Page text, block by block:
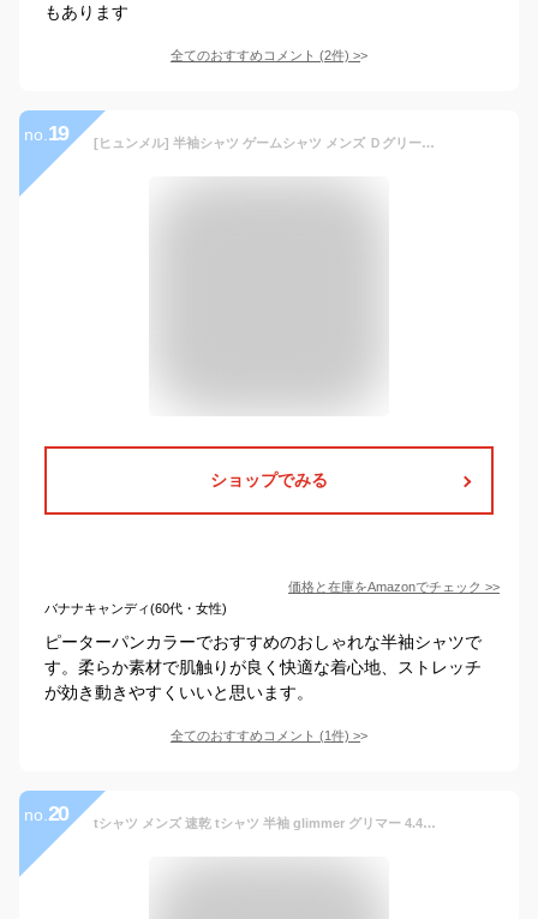
もあります
全てのおすすめコメント (2件) >
no. 19 [ヒュンメル] 半袖シャツ ゲームシャツ メンズ Ｄグリーン＊ホワイト (5610) O
ショップでみる
価格と在庫をAmazonでチェック >>
バナナキャンディ(60代・女性)
ピーターパンカラーでおすすめのおしゃれな半袖シャツで
す。柔らか素材で肌触りが良く快適な着心地、ストレッチ
が効き動きやすくいいと思います。
全てのおすすめコメント (1件) >
no. 20 tシャツ メンズ 速乾 tシャツ 半袖 glimmer グリマー 4.4オンス ドライ Tシャツ 00300-ACT 男女兼用 ポリエステル メッシュ ブルー 青 ピンク イエロー 黄 グレー グリーン 緑 SS S M L LL